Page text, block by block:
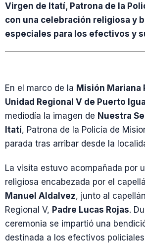
Virgen de Itatí, Patrona de la
con una celebración religiosa y
especiales para los efectivos y
En el marco de la Misión Mariana
Unidad Regional V de Puerto
mediodía la imagen de Nuestra
Itatí, Patrona de la Policía de
parada tras arribar desde la
La visita estuvo acompañada por
religiosa encabezada por el
Manuel Aldalvez, junto al
Regional V, Padre Lucas Rojas.
ceremonia se impartió una
destinada a los efectivos